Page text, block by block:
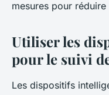
mesures pour
Utiliser les
pour le suivi
Les dispositifs